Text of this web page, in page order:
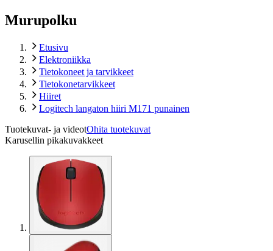
Murupolku
Etusivu
Elektroniikka
Tietokoneet ja tarvikkeet
Tietokonetarvikkeet
Hiiret
Logitech langaton hiiri M171 punainen
Tuotekuvat- ja videotOhita tuotekuvat
Karusellin pikakuvakkeet